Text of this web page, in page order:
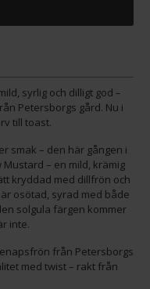
syrlig och dilligt god –
Petersborgs gård. Nu i
till toast.
smak – den här gången i
– en mild, krämig
kryddad med dillfrön och
osötad, syrad med både
solgula färgen kommer
inte.
från Petersborgs
med twist – rakt från